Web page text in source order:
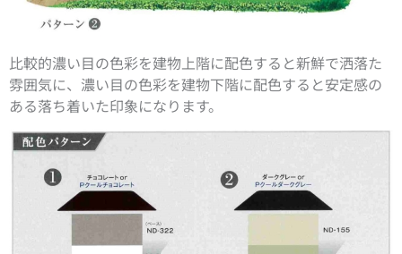
比較的濃い目の色彩を建物上階に配色すると新鮮で洒落た
雰囲気に、濃い目の色彩を建物下階に配色すると安定感の
ある落ち着いた印象になります。